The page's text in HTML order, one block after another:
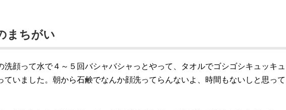
まちがい
洗顔って水で４～５回バシャバシャっとやって、タオルでゴシゴシキュッキュ
ていました。朝から石鹸でなんか顔洗ってらんないよ、時間もないしと思って